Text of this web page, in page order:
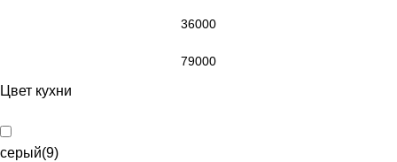
Цвет кухни
серый(9)